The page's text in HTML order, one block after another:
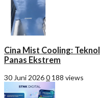
Cina Mist Cooling:
Panas Ekstrem
30 Juni 20260 188 views